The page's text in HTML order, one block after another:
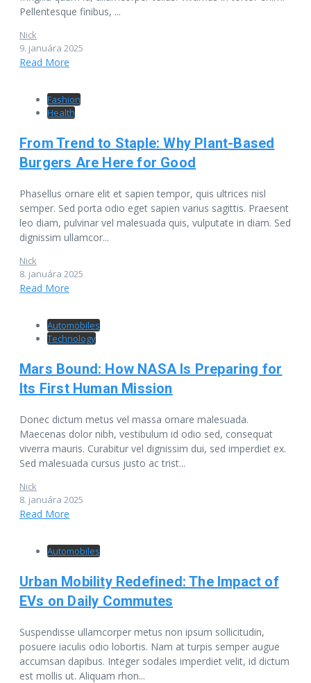
Pellentesque finibus, ...
Nick
9. januára 2025
Read More
Fashion
Health
From Trend to Staple: Why Plant-Based
Burgers Are Here for Good
Phasellus ornare elit et sapien tempor, quis ultrices nisl
semper. Sed porta odio eget sapien varius sagittis. Praesent
leo diam, pulvinar vel malesuada quis, vulputate in diam. Sed
dignissim ullamcor...
Nick
8. januára 2025
Read More
Automobiles
Technology
Mars Bound: How NASA Is Preparing for
Its First Human Mission
Donec dictum metus vel massa ornare malesuada.
Maecenas dolor nibh, vestibulum id odio sed, consequat
viverra mauris. Curabitur vel dignissim dui, sed imperdiet ex.
Sed malesuada cursus justo ac trist...
Nick
8. januára 2025
Read More
Automobiles
Urban Mobility Redefined: The Impact of
EVs on Daily Commutes
Suspendisse ullamcorper metus non ipsum sollicitudin,
posuere iaculis odio lobortis. Nam at turpis semper augue
accumsan dapibus. Integer sodales imperdiet velit, id dictum
est mollis ut. Aliquam rhon...